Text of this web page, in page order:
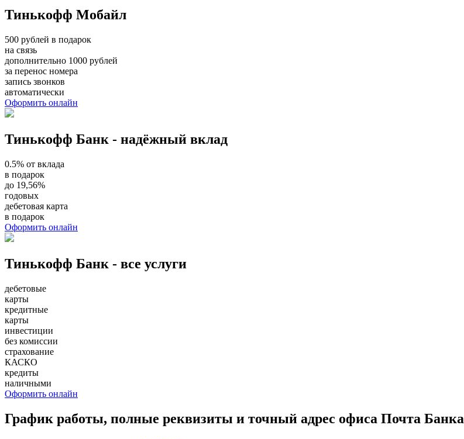
Тинькофф Мобайл
500 рублей в подарок
на связь
дополнительно 1000 рублей
за перенос номера
запись звонков
автоматически
Оформить онлайн
Тинькофф Банк - надёжный вклад
0.5% от вклада
в подарок
до 19,56%
годовых
дебетовая карта
в подарок
Оформить онлайн
Тинькофф Банк - все услуги
дебетовые
карты
кредитные
карты
инвестиции
без комиссии
страхование
КАСКО
кредиты
наличными
Оформить онлайн
График работы, полные реквизиты и точный адрес офиса Почта Банка